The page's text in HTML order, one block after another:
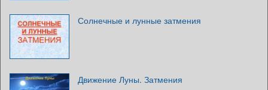
Солнечные и лунные затмения
Движение Луны. Затмения